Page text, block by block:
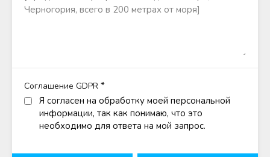
Соглашение GDPR *
Я согласен на обработку моей персональной
информации, так как понимаю, что это
необходимо для ответа на мой запрос.